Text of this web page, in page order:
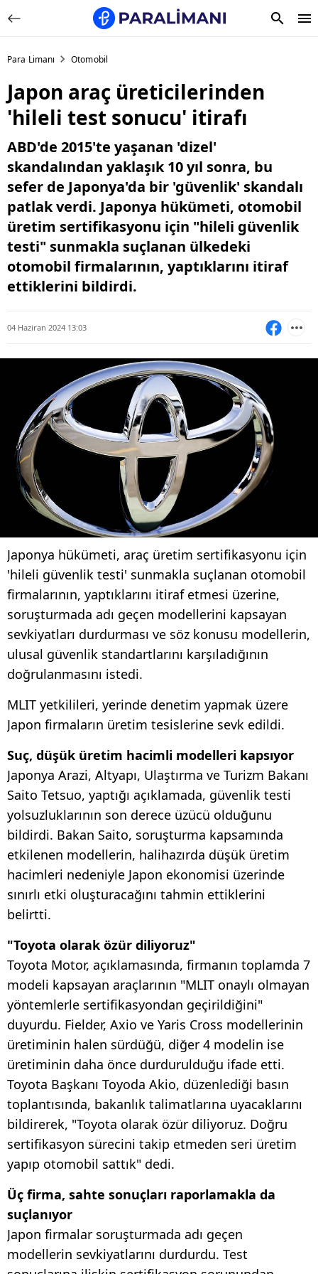
Para Limanı Otomobil
Japon araç üreticilerinden
'hileli test sonucu' itirafı
ABD'de 2015'te yaşanan 'dizel'
skandalından yaklaşık 10 yıl sonra, bu
sefer de Japonya'da bir 'güvenlik' skandalı
patlak verdi. Japonya hükümeti, otomobil
üretim sertifikasyonu için "hileli güvenlik
testi" sunmakla suçlanan ülkedeki
otomobil firmalarının, yaptıklarını itiraf
ettiklerini bildirdi.
04 Haziran 2024 13:03
Japonya hükümeti, araç üretim sertifikasyonu için
'hileli güvenlik testi' sunmakla suçlanan otomobil
firmalarının, yaptıklarını itiraf etmesi üzerine,
soruşturmada adı geçen modellerini kapsayan
sevkiyatları durdurması ve söz konusu modellerin,
ulusal güvenlik standartlarını karşıladığının
doğrulanmasını istedi.
MLIT yetkilileri, yerinde denetim yapmak üzere
Japon firmaların üretim tesislerine sevk edildi.
Suç, düşük üretim hacimli modelleri kapsıyor
Japonya Arazi, Altyapı, Ulaştırma ve Turizm Bakanı
Saito Tetsuo, yaptığı açıklamada, güvenlik testi
yolsuzluklarının son derece üzücü olduğunu
bildirdi. Bakan Saito, soruşturma kapsamında
etkilenen modellerin, halihazırda düşük üretim
hacimleri nedeniyle Japon ekonomisi üzerinde
sınırlı etki oluşturacağını tahmin ettiklerini
belirtti.
"Toyota olarak özür diliyoruz"
Toyota Motor, açıklamasında, firmanın toplamda 7
modeli kapsayan araçlarının "MLIT onaylı olmayan
yöntemlerle sertifikasyondan geçirildiğini"
duyurdu. Fielder, Axio ve Yaris Cross modellerinin
üretiminin halen sürdüğü, diğer 4 modelin ise
üretiminin daha önce durdurulduğu ifade etti.
Toyota Başkanı Toyoda Akio, düzenlediği basın
toplantısında, bakanlık talimatlarına uyacaklarını
bildirerek, "Toyota olarak özür diliyoruz. Doğru
sertifikasyon sürecini takip etmeden seri üretim
yapıp otomobil sattık" dedi.
Üç firma, sahte sonuçları raporlamakla da
suçlanıyor
Japon firmalar soruşturmada adı geçen
modellerin sevkiyatlarını durdurdu. Test